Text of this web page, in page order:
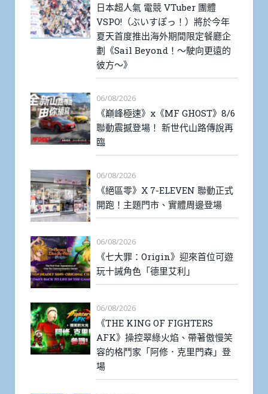
日本超人氣 電競 VTuber 團體
VSPO!（ぶいすぽっ！）將於今年
夏天首度推出海外期間限定餐廳企
劃《Sail Beyond！～駛向更遠的
彼方～》
06/08/2026
《巔峰極速》x《MF GHOST》8/6
聯動震撼登場！ 新世代山路傳說再
臨
06/08/2026
《絕區零》X 7-ELEVEN 聯動正式
開跑！主題門市、實體周邊登場
06/08/2026
《七大罪：Origin》迎來首位可遊
玩十誡角色「德里艾利」
06/08/2026
《THE KING OF FIGHTERS
AFK》操控翠綠火焰、帶著傲慢笑
容的格鬥家「阿修．克里門森」登
場